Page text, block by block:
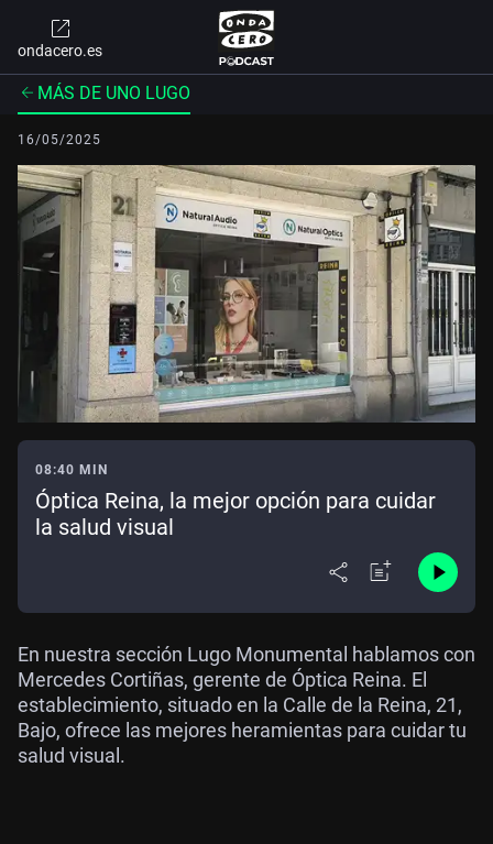
ondacero.es
MÁS DE UNO LUGO
16/05/2025
08:40 MIN
Óptica Reina, la mejor opción para cuidar
la salud visual
En nuestra sección Lugo Monumental hablamos con
Mercedes Cortiñas, gerente de Óptica Reina. El
establecimiento, situado en la Calle de la Reina, 21,
Bajo, ofrece las mejores heramientas para cuidar tu
salud visual.